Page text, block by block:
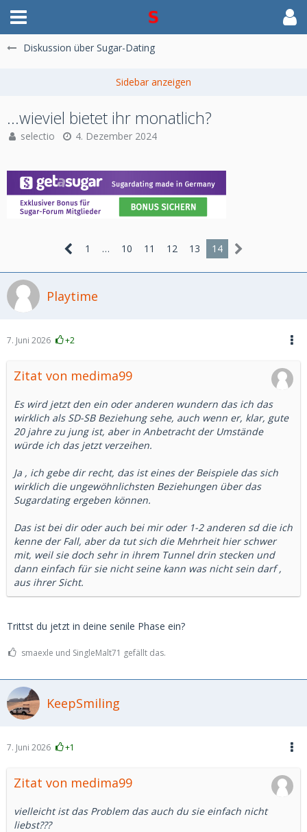
Diskussion über Sugar-Dating
...wieviel bietet ihr monatlich?
selectio 4. Dezember 2024
1 … 10 11 12 13 14
Playtime
7. Juni 2026 +2
Zitat von medima99
Es wird jetzt den ein oder anderen wundern das ich das
wirklich als SD-SB Beziehung sehe, auch wenn er, klar, gute
20 jahre zu jung ist, aber in Anbetracht der Umstände
würde ich das jetzt verzeihen.
Ja , ich gebe dir recht, das ist eines der Beispiele das sich
wirklich die ungewöhnlichsten Beziehungen über das
Sugardating ergeben können.
Das ist bei dir oder auch bei mir oder 1-2 anderen sd die ich
kenne der Fall, aber da tut sich die Mehrheit hier schwer
mit, weil sie doch sehr in ihrem Tunnel drin stecken und
dann einfach für sie nicht seine kann was nicht sein darf ,
aus ihrer Sicht.
Trittst du jetzt in deine senile Phase ein?
smaexle und SingleMalt71 gefällt das.
KeepSmiling
7. Juni 2026 +1
Zitat von medima99
vielleicht ist das Problem das auch du sie einfach nicht
liebst???